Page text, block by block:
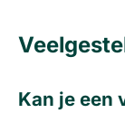
Kan je een